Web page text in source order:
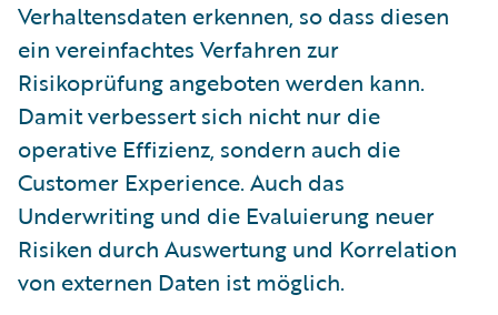
Verhaltensdaten erkennen, so dass diesen
ein vereinfachtes Verfahren zur
Risikoprüfung angeboten werden kann.
Damit verbessert sich nicht nur die
operative Effizienz, sondern auch die
Customer Experience. Auch das
Underwriting und die Evaluierung neuer
Risiken durch Auswertung und Korrelation
von externen Daten ist möglich.